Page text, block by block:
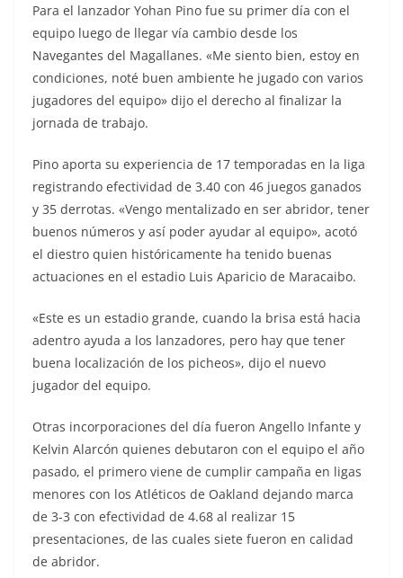
Para el lanzador Yohan Pino fue su primer día con el
equipo luego de llegar vía cambio desde los
Navegantes del Magallanes. «Me siento bien, estoy en
condiciones, noté buen ambiente he jugado con varios
jugadores del equipo» dijo el derecho al finalizar la
jornada de trabajo.
Pino aporta su experiencia de 17 temporadas en la liga
registrando efectividad de 3.40 con 46 juegos ganados
y 35 derrotas. «Vengo mentalizado en ser abridor, tener
buenos números y así poder ayudar al equipo», acotó
el diestro quien históricamente ha tenido buenas
actuaciones en el estadio Luis Aparicio de Maracaibo.
«Este es un estadio grande, cuando la brisa está hacia
adentro ayuda a los lanzadores, pero hay que tener
buena localización de los picheos», dijo el nuevo
jugador del equipo.
Otras incorporaciones del día fueron Angello Infante y
Kelvin Alarcón quienes debutaron con el equipo el año
pasado, el primero viene de cumplir campaña en ligas
menores con los Atléticos de Oakland dejando marca
de 3-3 con efectividad de 4.68 al realizar 15
presentaciones, de las cuales siete fueron en calidad
de abridor.